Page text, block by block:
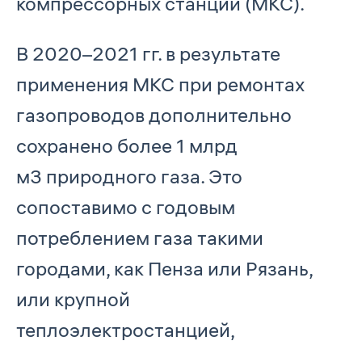
В 2020–2021 гг. в результате
применения МКС при ремонтах
газопроводов дополнительно
сохранено более 1 млрд
м3 природного газа. Это
сопоставимо с годовым
потреблением газа такими
городами, как Пенза или Рязань,
или крупной
теплоэлектростанцией,